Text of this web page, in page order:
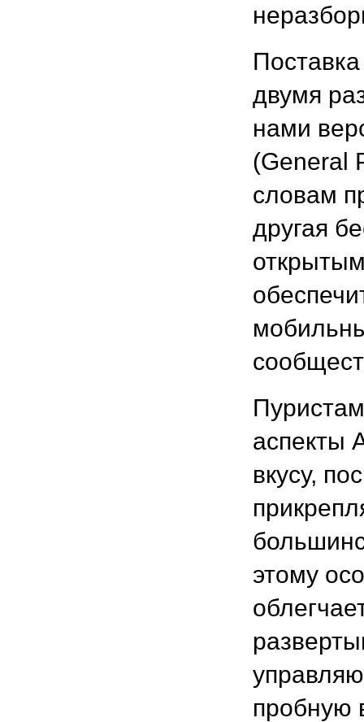
двумя
нами
(General
словам
другая
аспекты
вкусу,
этому
пробную